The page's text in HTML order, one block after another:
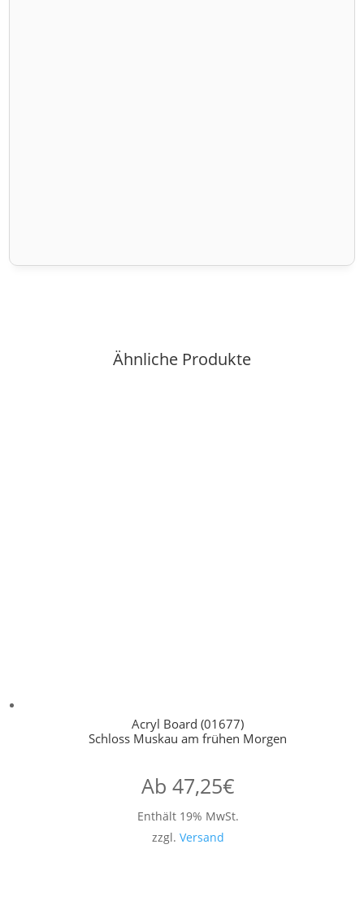
Ähnliche Produkte
Acryl Board (01677)
Schloss Muskau am frühen Morgen
Ab 47,25€
Enthält 19% MwSt.
zzgl. Versand